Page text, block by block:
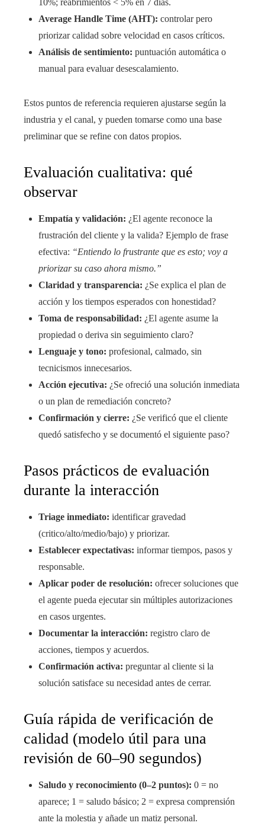
10%; reabrimientos < 5% en 7 días.
Average Handle Time (AHT): controlar pero
priorizar calidad sobre velocidad en casos críticos.
Análisis de sentimiento: puntuación automática o
manual para evaluar desescalamiento.
Estos puntos de referencia requieren ajustarse según la
industria y el canal, y pueden tomarse como una base
preliminar que se refine con datos propios.
Evaluación cualitativa: qué
observar
Empatía y validación: ¿El agente reconoce la
frustración del cliente y la valida? Ejemplo de frase
efectiva: “Entiendo lo frustrante que es esto; voy a
priorizar su caso ahora mismo.”
Claridad y transparencia: ¿Se explica el plan de
acción y los tiempos esperados con honestidad?
Toma de responsabilidad: ¿El agente asume la
propiedad o deriva sin seguimiento claro?
Lenguaje y tono: profesional, calmado, sin
tecnicismos innecesarios.
Acción ejecutiva: ¿Se ofreció una solución inmediata
o un plan de remediación concreto?
Confirmación y cierre: ¿Se verificó que el cliente
quedó satisfecho y se documentó el siguiente paso?
Pasos prácticos de evaluación
durante la interacción
Triage inmediato: identificar gravedad
(critico/alto/medio/bajo) y priorizar.
Establecer expectativas: informar tiempos, pasos y
responsable.
Aplicar poder de resolución: ofrecer soluciones que
el agente pueda ejecutar sin múltiples autorizaciones
en casos urgentes.
Documentar la interacción: registro claro de
acciones, tiempos y acuerdos.
Confirmación activa: preguntar al cliente si la
solución satisface su necesidad antes de cerrar.
Guía rápida de verificación de
calidad (modelo útil para una
revisión de 60–90 segundos)
Saludo y reconocimiento (0–2 puntos): 0 = no
aparece; 1 = saludo básico; 2 = expresa comprensión
ante la molestia y añade un matiz personal.